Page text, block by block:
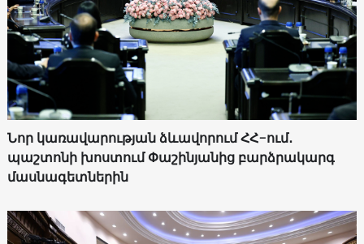
Նոր կառավարության ձևավորում ՀՀ-ում․
պաշտոնի խոստում Փաշինյանից բարձրակարգ
մասնագետներին